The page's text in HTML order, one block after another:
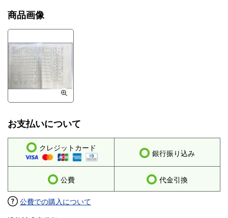
商品画像
お支払いについて
クレジットカード
銀行振り込み
公費 代金引換
公費での購入について